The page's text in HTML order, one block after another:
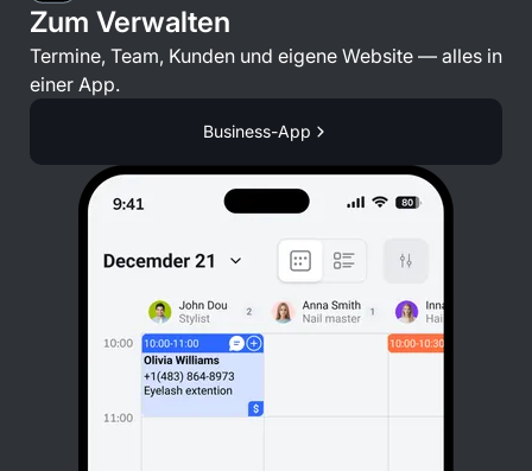
Zum Verwalten
Termine, Team, Kunden und eigene Website — alles in
einer App.
Business-App